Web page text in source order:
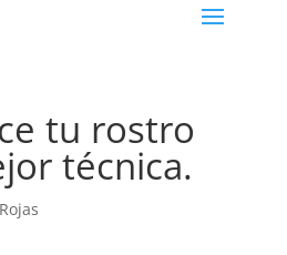
tu rostro
técnica.